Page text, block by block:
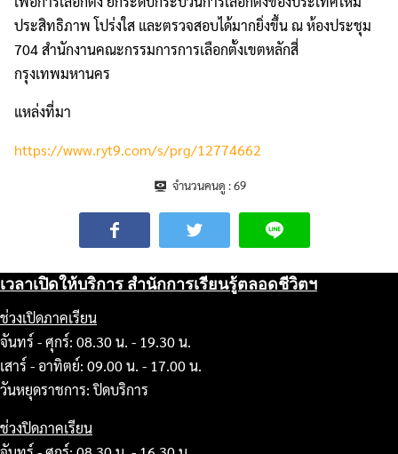
ประสิทธิภาพ โปร่งใส และตรวจสอบได้มากยิ่งขึ้น ณ ห้องประชุม
704 สำนักงานคณะกรรมการการเลือกตั้งเขตหลักสี่
กรุงเทพมหานคร
แหล่งที่มา
https://www.ryt9.com/s/prg/12774662
จำนวนคนดู :69
เวลาเปิดให้บริการ สำนักการเรียนรู้ตลอดชีวิตฯ
ช่วงเปิดภาคเรียน
จันทร์ - ศุกร์: 08.30 น. - 19.30 น.
เสาร์ - อาทิตย์: 09.00 น. - 17.00 น.
วันหยุดราชการ: ปิดบริการ
ช่วงปิดภาคเรียน